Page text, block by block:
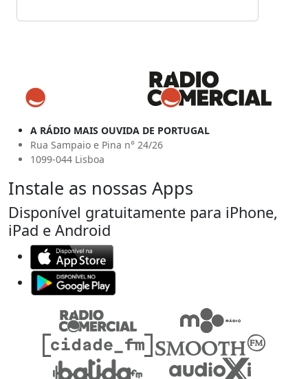
A RÁDIO MAIS OUVIDA DE PORTUGAL
Rua Sampaio e Pina n° 24/26
1099-044 Lisboa
Instale as nossas Apps
Disponível gratuitamente para iPhone,
iPad e Android